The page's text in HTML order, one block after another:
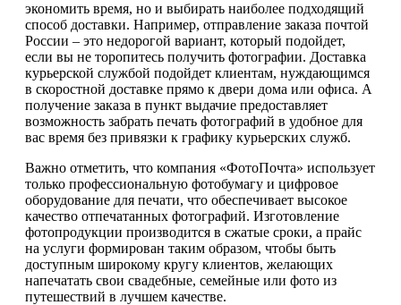
экономить время, но и выбирать наиболее подходящий
способ доставки. Например, отправление заказа почтой
России – это недорогой вариант, который подойдет,
если вы не торопитесь получить фотографии. Доставка
курьерской службой подойдет клиентам, нуждающимся
в скоростной доставке прямо к двери дома или офиса. А
получение заказа в пункт выдачие предоставляет
возможность забрать печать фотографий в удобное для
вас время без привязки к графику курьерских служб.
Важно отметить, что компания «ФотоПочта» использует
только профессиональную фотобумагу и цифровое
оборудование для печати, что обеспечивает высокое
качество отпечатанных фотографий. Изготовление
фотопродукции производится в сжатые сроки, а прайс
на услуги формирован таким образом, чтобы быть
доступным широкому кругу клиентов, желающих
напечатать свои свадебные, семейные или фото из
путешествий в лучшем качестве.